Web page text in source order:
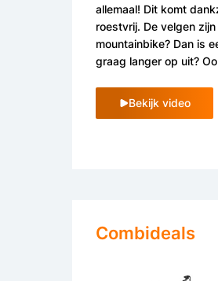
Combideals
allemaal! Dit komt
roestvrij. De velgen
mountainbike? Dan is
graag langer op uit?
Bekijk video